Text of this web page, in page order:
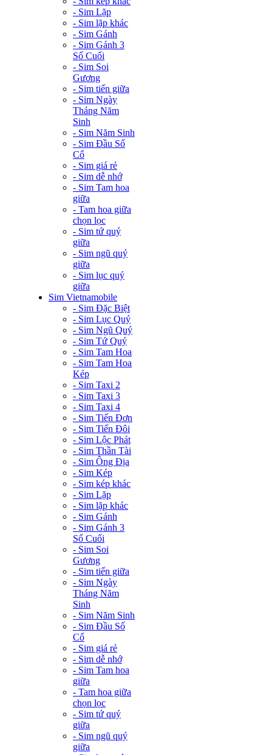
- Sim Lặp
- Sim lặp khác
- Sim Gánh
- Sim Gánh 3
Số Cuối
- Sim Soi
Gương
- Sim tiến giữa
- Sim Ngày
Tháng Năm
Sinh
- Sim Năm Sinh
- Sim Đầu Số
Cổ
- Sim giá rẻ
- Sim dễ nhớ
- Sim Tam hoa
giữa
- Tam hoa giữa
chọn lọc
- Sim tứ quý
giữa
- Sim ngũ quý
giữa
- Sim lục quý
giữa
Sim Vietnamobile
- Sim Đặc Biệt
- Sim Lục Quý
- Sim Ngũ Quý
- Sim Tứ Quý
- Sim Tam Hoa
- Sim Tam Hoa
Kép
- Sim Taxi 2
- Sim Taxi 3
- Sim Taxi 4
- Sim Tiến Đơn
- Sim Tiến Đôi
- Sim Lộc Phát
- Sim Thần Tài
- Sim Ông Địa
- Sim Kép
- Sim kép khác
- Sim Lặp
- Sim lặp khác
- Sim Gánh
- Sim Gánh 3
Số Cuối
- Sim Soi
Gương
- Sim tiến giữa
- Sim Ngày
Tháng Năm
Sinh
- Sim Năm Sinh
- Sim Đầu Số
Cổ
- Sim giá rẻ
- Sim dễ nhớ
- Sim Tam hoa
giữa
- Tam hoa giữa
chọn lọc
- Sim tứ quý
giữa
- Sim ngũ quý
giữa